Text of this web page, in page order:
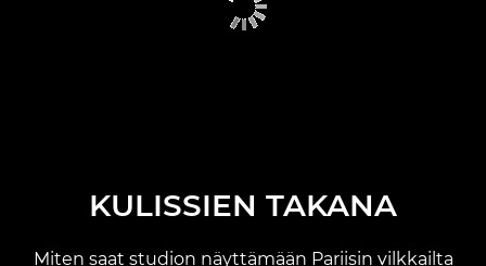
KULISSIEN TAKANA
Miten saat studion näyttämään Pariisin vilkkailta